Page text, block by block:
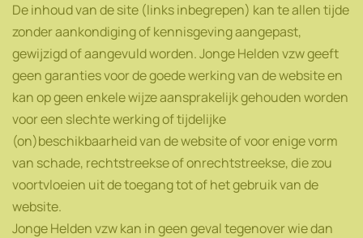
De inhoud van de site (links inbegrepen) kan te allen tijde
zonder aankondiging of kennisgeving aangepast,
gewijzigd of aangevuld worden. Jonge Helden vzw geeft
geen garanties voor de goede werking van de website en
kan op geen enkele wijze aansprakelijk gehouden worden
voor een slechte werking of tijdelijke
(on)beschikbaarheid van de website of voor enige vorm
van schade, rechtstreekse of onrechtstreekse, die zou
voortvloeien uit de toegang tot of het gebruik van de
website.
Jonge Helden vzw kan in geen geval tegenover wie dan